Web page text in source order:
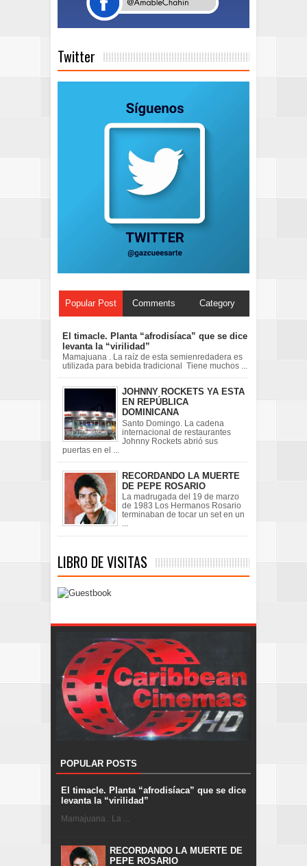
Twitter
Popular Post Comments Category
El timacle. Planta “afrodisíaca” que se dice
levanta la “virilidad”
Mamajuana . La raíz de esta semienredadera es
utilizada para bebida tradicional Tiene muchos ...
JOHNNY ROCKETS YA ESTA
EN REPÚBLICA
DOMINICANA
Santo Domingo. La cadena
internacional de restaurantes
Johnny Rockets abrió sus
puertas en el ...
RECORDANDO LA MUERTE
DE PEPE ROSARIO
La madrugada del 19 de marzo
de 1983 Los Hermanos Rosario
terminaban de tocar un set en un
...
LIBRO DE VISITAS
POPULAR POSTS
El timacle. Planta “afrodisíaca” que se dice
levanta la “virilidad”
Mamajuana . La ...
RECORDANDO LA MUERTE DE
PEPE ROSARIO